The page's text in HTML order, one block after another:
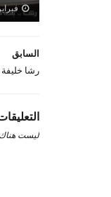
فبراير 27,
السابق
رشا خليفة
ليست هناك